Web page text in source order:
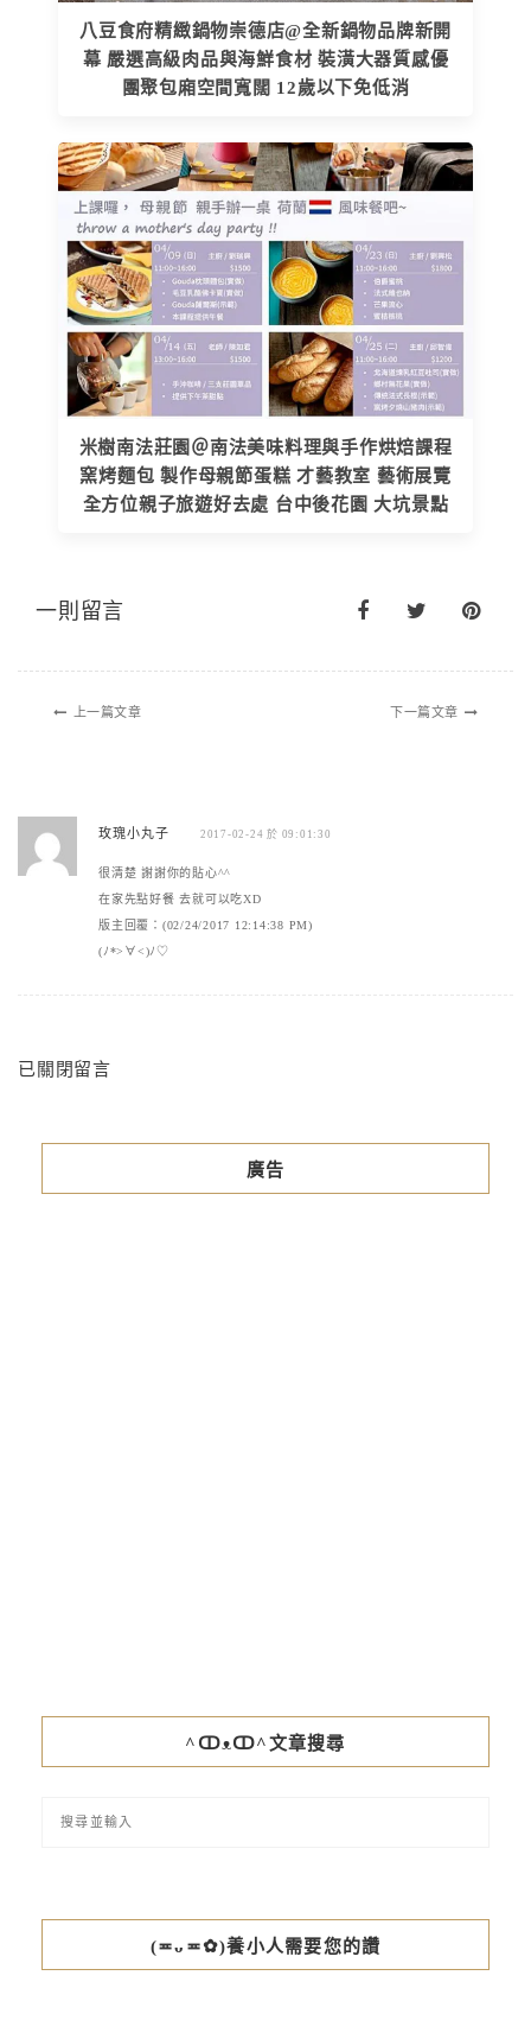
八豆食府精緻鍋物崇德店@全新鍋物品牌新開
幕 嚴選高級肉品與海鮮食材 裝潢大器質感優
團聚包廂空間寬闊 12歲以下免低消
米樹南法莊園＠南法美味料理與手作烘焙課程
窯烤麵包 製作母親節蛋糕 才藝教室 藝術展覽
全方位親子旅遊好去處 台中後花園 大坑景點
一則留言
上一篇文章 下一篇文章
玫瑰小丸子 2017-02-24 於 09:01:30
很清楚 謝謝你的貼心^^
在家先點好餐 去就可以吃XD
版主回覆：(02/24/2017 12:14:38 PM)
(ﾉ*>∀<)ﾉ♡
已關閉留言
廣告
^ↀᴥↀ^文章搜尋
(≖ᴗ≖✿)養小人需要您的讚